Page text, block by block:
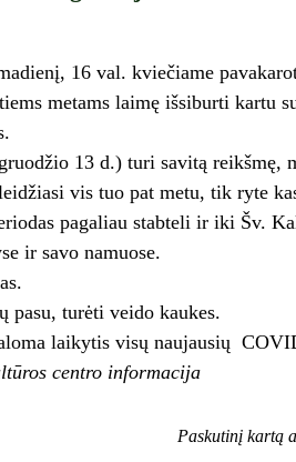
16 val. kviečiame
metams laimę išsiburti kartu
13 d.) turi savitą reikšmę,
vis tuo pat metu, tik ryte
pagaliau stabteli ir iki Šv.
ir savo namuose.
pasu, turėti veido kaukes.
laikytis visų naujausių
centro informacija
Paskutinį kartą